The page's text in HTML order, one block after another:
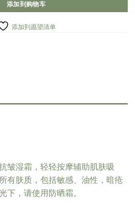
添加到购物车
添加到愿望清单
皱湿霜，轻轻按摩辅助肌肤吸
有肤质，包括敏感、油性，暗疮
下，请使用防晒霜。